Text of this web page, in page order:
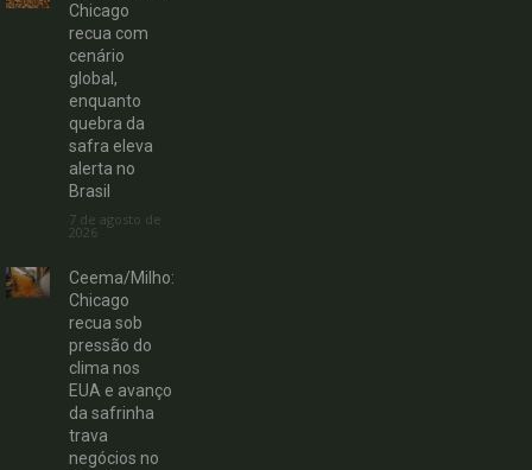
Chicago
recua com
cenário
global,
enquanto
quebra da
safra eleva
alerta no
Brasil
7 de agosto de
2026
Ceema/Milho:
Chicago
recua sob
pressão do
clima nos
EUA e avanço
da safrinha
trava
negócios no